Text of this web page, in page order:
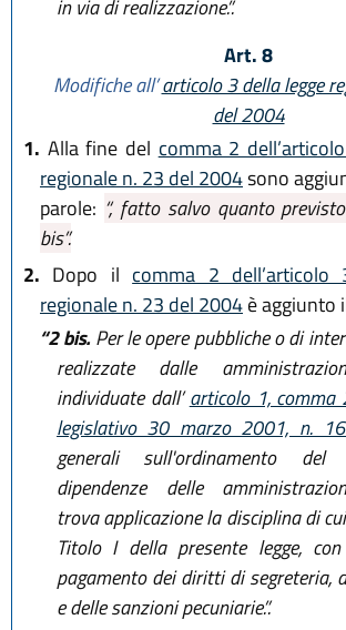
in via di realizzazione.”.
Art. 8
Modifiche all’articolo 3 della legge
del 2004
1. Alla fine del comma 2
regionale n. 23 del 2004sono
parole: “, fatto salvo quanto
bis”.
2. Dopo il comma 2 dell’articolo
regionale n. 23 del 2004è aggiunto
“2 bis.Per le opere pubbliche o di
realizzate dalle
individuate dall’articolo 1, comma
legislativo 30 marzo 2001, n.
generali sull'ordinamento
dipendenze delle
trova applicazione la disciplina di
Titolo I della presente legge,
pagamento dei diritti di segreteria,
e delle sanzioni pecuniarie.”.